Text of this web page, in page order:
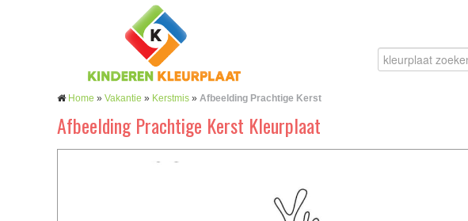
Home » Vakantie » Kerstmis » Afbeelding Prachtige Kerst
Afbeelding Prachtige Kerst Kleurplaat